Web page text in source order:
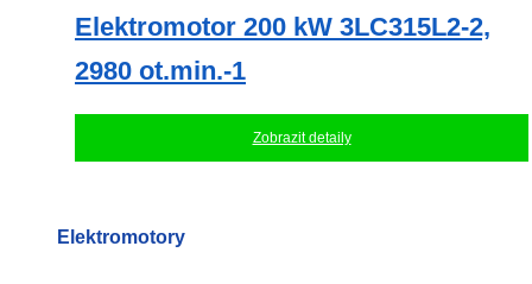
Elektromotor 200 kW 3LC315L2-2,
2980 ot.min.-1
Zobrazit detaily
Elektromotory